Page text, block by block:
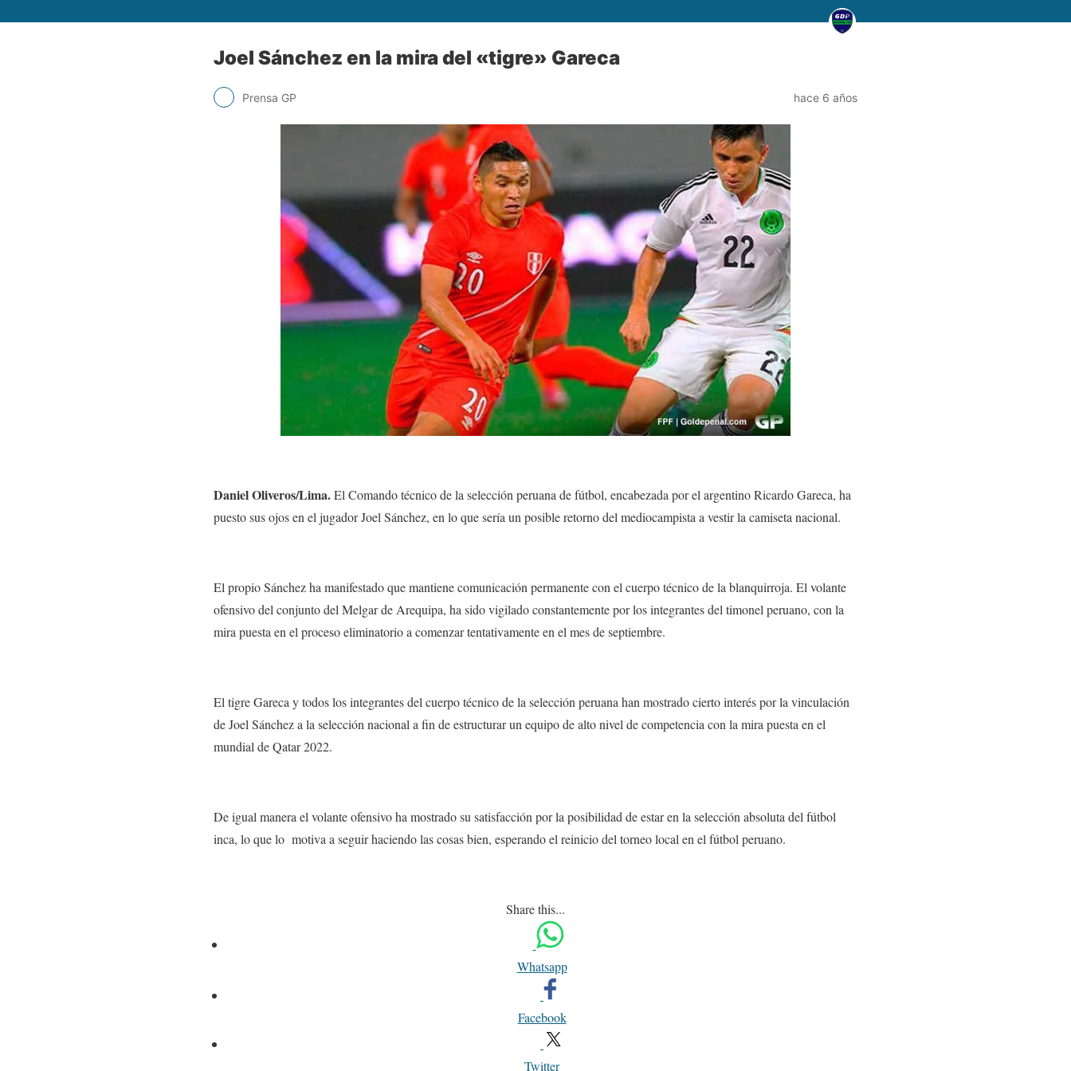
Joel Sánchez en la mira del «tigre» Gareca
Prensa GP hace 6 años
Daniel Oliveros/Lima.El Comando técnico de la selección peruana de fútbol, encabezada por el argentino Ricardo Gareca, ha
puesto sus ojos en el jugador Joel Sánchez, en lo que sería un posible retorno del mediocampista a vestir la camiseta nacional.
El propio Sánchez ha manifestado que mantiene comunicación permanente con el cuerpo técnico de la blanquirroja. El volante
ofensivo del conjunto del Melgar de Arequipa, ha sido vigilado constantemente por los integrantes del timonel peruano, con la
mira puesta en el proceso eliminatorio a comenzar tentativamente en el mes de septiembre.
El tigre Gareca y todos los integrantes del cuerpo técnico de la selección peruana han mostrado cierto interés por la vinculación
de Joel Sánchez a la selección nacional a fin de estructurar un equipo de alto nivel de competencia con la mira puesta en el
mundial de Qatar 2022.
De igual manera el volante ofensivo ha mostrado su satisfacción por la posibilidad de estar en la selección absoluta del fútbol
inca, lo que lo motiva a seguir haciendo las cosas bien, esperando el reinicio del torneo local en el fútbol peruano.
Share this...
Whatsapp
Facebook
Twitter